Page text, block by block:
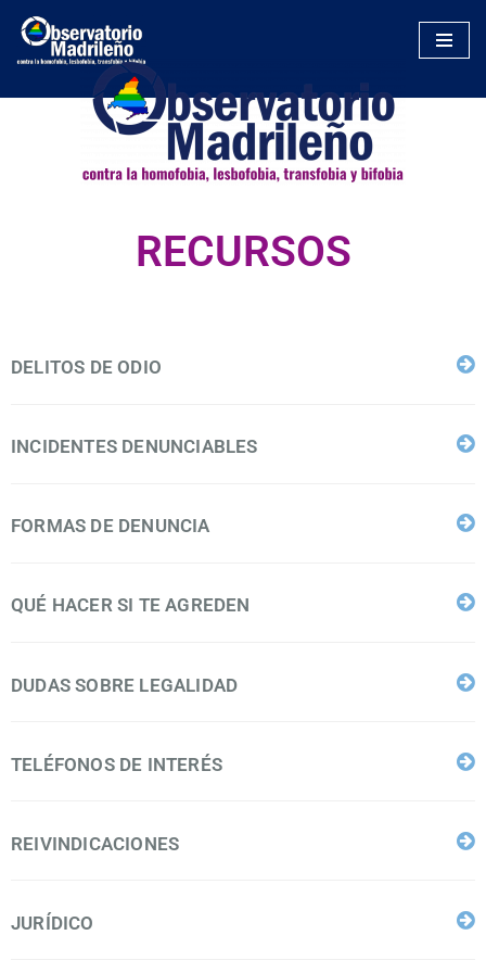
Saltar
RECURSOS
DELITOS DE ODIO
INCIDENTES DENUNCIABLES
FORMAS DE DENUNCIA
QUÉ HACER SI TE AGREDEN
DUDAS SOBRE LEGALIDAD
TELÉFONOS DE INTERÉS
REIVINDICACIONES
JURÍDICO